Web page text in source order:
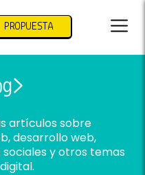
artículos sobre
desarrollo web,
sociales y otros temas